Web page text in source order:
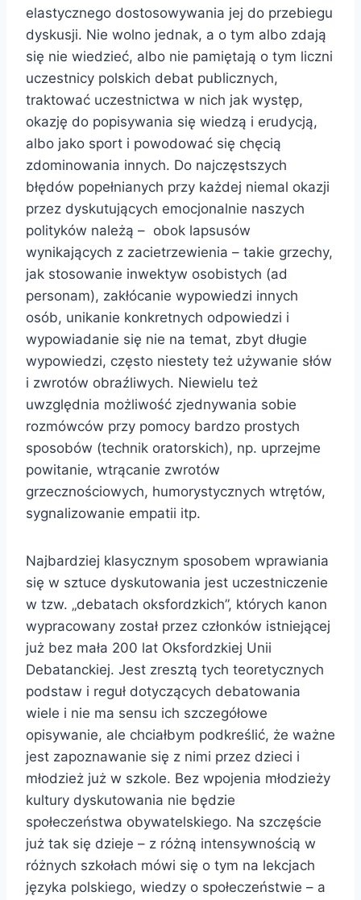
elastycznego dostosowywania jej do przebiegu
dyskusji. Nie wolno jednak, a o tym albo zdają
się nie wiedzieć, albo nie pamiętają o tym liczni
uczestnicy polskich debat publicznych,
traktować uczestnictwa w nich jak występ,
okazję do popisywania się wiedzą i erudycją,
albo jako sport i powodować się chęcią
zdominowania innych. Do najczęstszych
błędów popełnianych przy każdej niemal okazji
przez dyskutujących emocjonalnie naszych
polityków należą – obok lapsusów
wynikających z zacietrzewienia – takie grzechy,
jak stosowanie inwektyw osobistych (ad
personam), zakłócanie wypowiedzi innych
osób, unikanie konkretnych odpowiedzi i
wypowiadanie się nie na temat, zbyt długie
wypowiedzi, często niestety też używanie słów
i zwrotów obraźliwych. Niewielu też
uwzględnia możliwość zjednywania sobie
rozmówców przy pomocy bardzo prostych
sposobów (technik oratorskich), np. uprzejme
powitanie, wtrącanie zwrotów
grzecznościowych, humorystycznych wtrętów,
sygnalizowanie empatii itp.
Najbardziej klasycznym sposobem wprawiania
się w sztuce dyskutowania jest uczestniczenie
w tzw. „debatach oksfordzkich”, których kanon
wypracowany został przez członków istniejącej
już bez mała 200 lat Oksfordzkiej Unii
Debatanckiej. Jest zresztą tych teoretycznych
podstaw i reguł dotyczących debatowania
wiele i nie ma sensu ich szczegółowe
opisywanie, ale chciałbym podkreślić, że ważne
jest zapoznawanie się z nimi przez dzieci i
młodzież już w szkole. Bez wpojenia młodzieży
kultury dyskutowania nie będzie
społeczeństwa obywatelskiego. Na szczęście
już tak się dzieje – z różną intensywnością w
różnych szkołach mówi się o tym na lekcjach
języka polskiego, wiedzy o społeczeństwie – a